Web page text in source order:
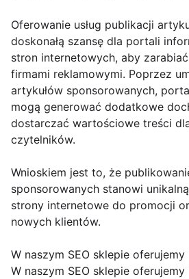
Oferowanie usług publikacji
doskonałą szansę dla portali
stron internetowych, aby
firmami reklamowymi. Poprzez
artykułów sponsorowanych,
mogą generować dodatkowe
dostarczać wartościowe treści
czytelników.
Wnioskiem jest to, że
sponsorowanych stanowi
strony internetowe do promocji
nowych klientów.
W naszym SEO sklepie oferujemy
W naszym SEO sklepie oferujemy